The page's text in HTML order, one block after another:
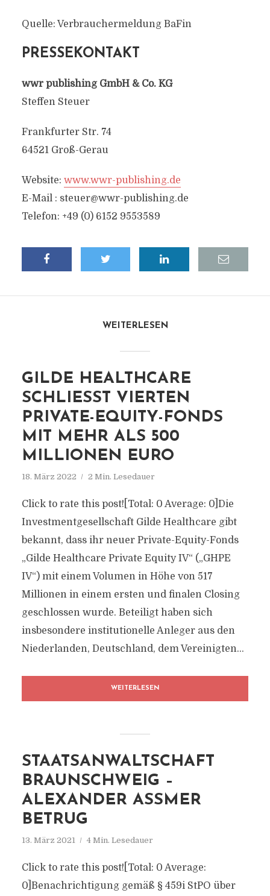
Quelle: Verbrauchermeldung BaFin
PRESSEKONTAKT
wwr publishing GmbH & Co. KG
Steffen Steuer
Frankfurter Str. 74
64521 Groß-Gerau
Website: www.wwr-publishing.de
E-Mail : steuer@wwr-publishing.de
Telefon: +49 (0) 6152 9553589
WEITERLESEN
GILDE HEALTHCARE
SCHLIESST VIERTEN P
RIVATE-EQUITY-FONDS M
IT MEHR ALS 500 M
ILLIONEN EURO
18. März 2022 2 Min. Lesedauer
Click to rate this post![Total: 0 Average: 0]Die
Investmentgesellschaft Gilde Healthcare gibt
bekannt, dass ihr neuer Private-Equity-Fonds
„Gilde Healthcare Private Equity IV“ („GHPE
IV“) mit einem Volumen in Höhe von 517
Millionen in einem ersten und finalen Closing
geschlossen wurde. Beteiligt haben sich
insbesondere institutionelle Anleger aus den
Niederlanden, Deutschland, dem Vereinigten...
WEITERLESEN
STAATSANWALTSCHAFT
BRAUNSCHWEIG –
ALEXANDER ASSMER B
ETRUG
13. März 2021 4 Min. Lesedauer
Click to rate this post![Total: 0 Average:
0]Benachrichtigung gemäß § 459i StPO über